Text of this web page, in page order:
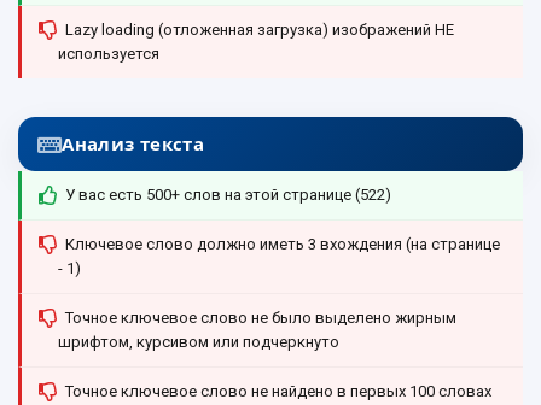
Lazy loading (отложенная загрузка) изображений НЕ
используется
Анализ текста
У вас есть 500+ слов на этой странице (522)
Ключевое слово должно иметь 3 вхождения (на странице
- 1)
Точное ключевое слово не было выделено жирным
шрифтом, курсивом или подчеркнуто
Точное ключевое слово не найдено в первых 100 словах